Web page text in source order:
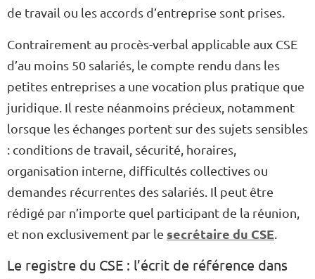
de travail ou les accords d’entreprise sont prises.
Contrairement au procès-verbal applicable aux CSE
d’au moins 50 salariés, le compte rendu dans les
petites entreprises a une vocation plus pratique que
juridique. Il reste néanmoins précieux, notamment
lorsque les échanges portent sur des sujets sensibles
: conditions de travail, sécurité, horaires,
organisation interne, difficultés collectives ou
demandes récurrentes des salariés. Il peut être
rédigé par n’importe quel participant de la réunion,
et non exclusivement par le secrétaire du CSE
Le registre du CSE : l’écrit de référence dans